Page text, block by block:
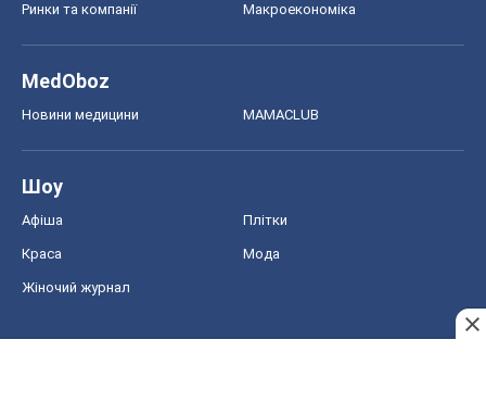
Ринки та компанії Макроекономіка
MedOboz
Новини медицини MAMACLUB
Шоу
Афіша Плітки
Краса Мода
Жіночий журнал